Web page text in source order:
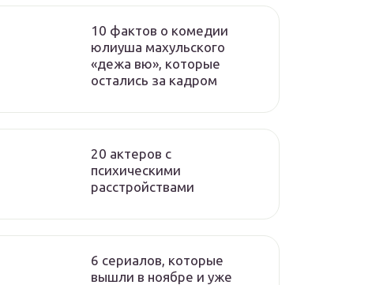
10 фактов о комедии
юлиуша махульского
«дежа вю», которые
остались за кадром
20 актеров с
психическими
расстройствами
6 сериалов, которые
вышли в ноябре и уже